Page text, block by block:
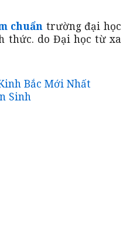
chuẩn trường đại học
thức. do Đại học từ xa
Bắc Mới Nhất
Sinh